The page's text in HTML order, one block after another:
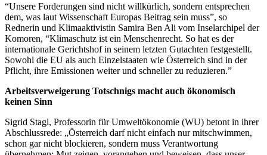
“Unsere Forderungen sind nicht willkürlich, sondern entsprechen
dem, was laut Wissenschaft Europas Beitrag sein muss”, so
Rednerin und Klimaaktivistin Samira Ben Ali vom Inselarchipel der
Komoren, “Klimaschutz ist ein Menschenrecht. So hat es der
internationale Gerichtshof in seinem letzten Gutachten festgestellt.
Sowohl die EU als auch Einzelstaaten wie Österreich sind in der
Pflicht, ihre Emissionen weiter und schneller zu reduzieren.”
Arbeitsverweigerung Totschnigs macht auch ökonomisch
keinen Sinn
Sigrid Stagl, Professorin für Umweltökonomie (WU) betont in ihrer
Abschlussrede: „Österreich darf nicht einfach nur mitschwimmen,
schon gar nicht blockieren, sondern muss Verantwortung